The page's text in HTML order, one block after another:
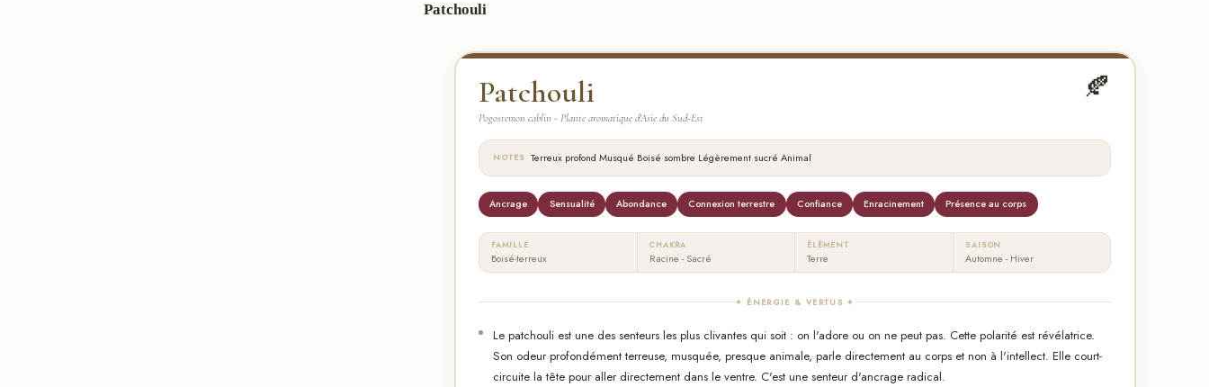
Patchouli
Patchouli
Pogostemon cablin - Plante aromatique d'Asie du Sud-Est
🍂
NOTES Terreux profond Musqué Boisé sombre Légèrement sucré Animal
Ancrage Sensualité Abondance Connexion terrestre Confiance Enracinement Présence au corps
FAMILLE
Boisé-terreux
CHAKRA
Racine - Sacré
ÉLÉMENT
Terre
SAISON
Automne - Hiver
✦ ÉNERGIE & VERTUS ✦
Le patchouli est une des senteurs les plus clivantes qui soit : on l'adore ou on ne peut pas. Cette polarité est révélatrice.
Son odeur profondément terreuse, musquée, presque animale, parle directement au corps et non à l'intellect. Elle court-
circuite la tête pour aller directement dans le ventre. C'est une senteur d'ancrage radical.